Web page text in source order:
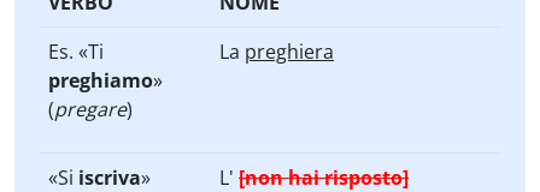
Es. «Ti
preghiamo»
(pregare)
La preghiera
«Si iscriva»
L' [non hai risposto]